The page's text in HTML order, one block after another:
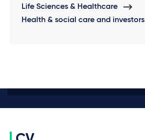
Life Sciences & Healthcare
Health & social care and investors